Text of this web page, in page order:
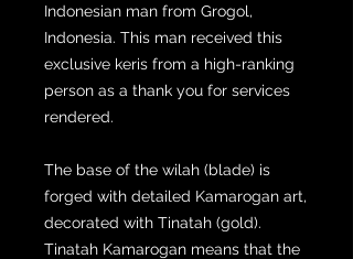
Indonesian man from Grogol,
Indonesia. This man received this
exclusive keris from a high-ranking
person as a thank you for services
rendered.
The base of the wilah (blade) is
forged with detailed Kamarogan art,
decorated with Tinatah (gold).
Tinatah Kamarogan means that the